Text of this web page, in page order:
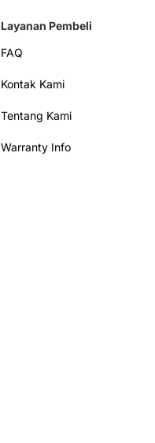
Layanan Pembeli
FAQ
Kontak Kami
Tentang Kami
Warranty Info